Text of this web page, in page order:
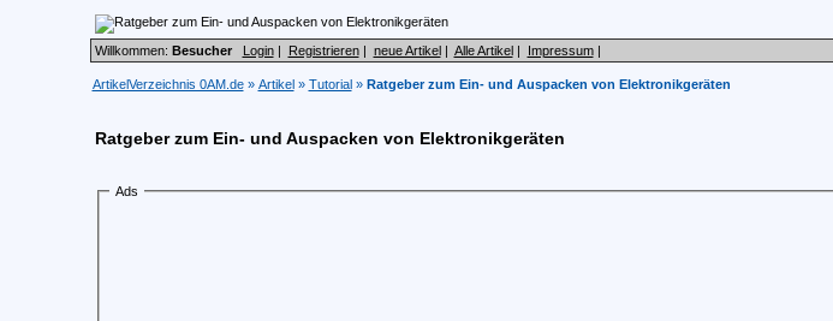
Willkommen: Besucher Login| Registrieren| neue Artikel| Alle Artikel| Impressum|
ArtikelVerzeichnis 0AM.de» Artikel» Tutorial» Ratgeber zum Ein- und Auspacken von Elektronikgeräten
Ratgeber zum Ein- und Auspacken von Elektronikgeräten
Ads